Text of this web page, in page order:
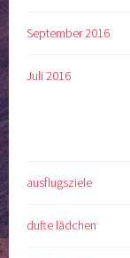
September 2016
Juli 2016
ausflugsziele
dufte lädchen